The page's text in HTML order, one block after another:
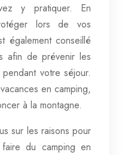
y pratiquer. En
lors de vos
également conseillé
afin de prévenir les
votre séjour.
en camping,
à la montagne.
sur les raisons pour
du camping en